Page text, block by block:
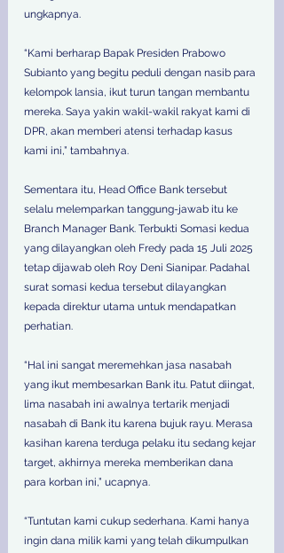
ungkapnya.
“Kami berharap Bapak Presiden Prabowo
Subianto yang begitu peduli dengan nasib para
kelompok lansia, ikut turun tangan membantu
mereka. Saya yakin wakil-wakil rakyat kami di
DPR, akan memberi atensi terhadap kasus
kami ini,” tambahnya.
Sementara itu, Head Office Bank tersebut
selalu melemparkan tanggung-jawab itu ke
Branch Manager Bank. Terbukti Somasi kedua
yang dilayangkan oleh Fredy pada 15 Juli 2025
tetap dijawab oleh Roy Deni Sianipar. Padahal
surat somasi kedua tersebut dilayangkan
kepada direktur utama untuk mendapatkan
perhatian.
“Hal ini sangat meremehkan jasa nasabah
yang ikut membesarkan Bank itu. Patut diingat,
lima nasabah ini awalnya tertarik menjadi
nasabah di Bank itu karena bujuk rayu. Merasa
kasihan karena terduga pelaku itu sedang kejar
target, akhirnya mereka memberikan dana
para korban ini,” ucapnya.
“Tuntutan kami cukup sederhana. Kami hanya
ingin dana milik kami yang telah dikumpulkan